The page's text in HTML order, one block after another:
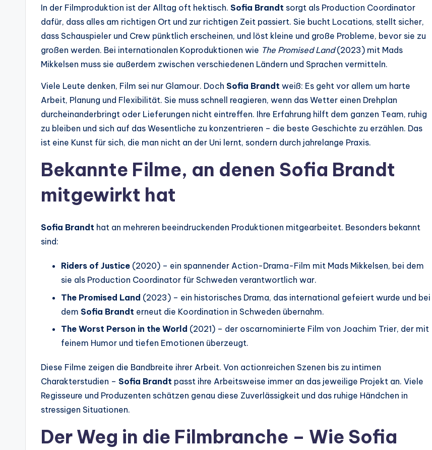
In der Filmproduktion ist der Alltag oft hektisch. Sofia Brandt sorgt als Production Coordinator
dafür, dass alles am richtigen Ort und zur richtigen Zeit passiert. Sie bucht Locations, stellt sicher,
dass Schauspieler und Crew pünktlich erscheinen, und löst kleine und große Probleme, bevor sie zu
großen werden. Bei internationalen Koproduktionen wie The Promised Land(2023) mit Mads
Mikkelsen muss sie außerdem zwischen verschiedenen Ländern und Sprachen vermitteln.
Viele Leute denken, Film sei nur Glamour. Doch Sofia Brandt weiß: Es geht vor allem um harte
Arbeit, Planung und Flexibilität. Sie muss schnell reagieren, wenn das Wetter einen Drehplan
durcheinanderbringt oder Lieferungen nicht eintreffen. Ihre Erfahrung hilft dem ganzen Team, ruhig
zu bleiben und sich auf das Wesentliche zu konzentrieren – die beste Geschichte zu erzählen. Das
ist eine Kunst für sich, die man nicht an der Uni lernt, sondern durch jahrelange Praxis.
Bekannte Filme, an denen Sofia Brandt
mitgewirkt hat
Sofia Brandt hat an mehreren beeindruckenden Produktionen mitgearbeitet. Besonders bekannt
sind:
Riders of Justice (2020) – ein spannender Action-Drama-Film mit Mads Mikkelsen, bei dem
sie als Production Coordinator für Schweden verantwortlich war.
The Promised Land (2023) – ein historisches Drama, das international gefeiert wurde und bei
dem Sofia Brandt erneut die Koordination in Schweden übernahm.
The Worst Person in the World (2021) – der oscarnominierte Film von Joachim Trier, der mit
feinem Humor und tiefen Emotionen überzeugt.
Diese Filme zeigen die Bandbreite ihrer Arbeit. Von actionreichen Szenen bis zu intimen
Charakterstudien – Sofia Brandt passt ihre Arbeitsweise immer an das jeweilige Projekt an. Viele
Regisseure und Produzenten schätzen genau diese Zuverlässigkeit und das ruhige Händchen in
stressigen Situationen.
Der Weg in die Filmbranche – Wie Sofia